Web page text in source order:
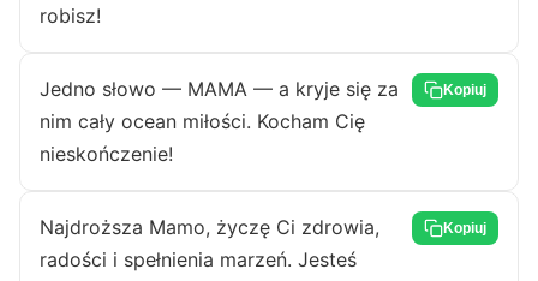
robisz!
Jedno słowo — MAMA — a kryje się za
nim cały ocean miłości. Kocham Cię
nieskończenie!
Kopiuj
Najdroższa Mamo, życzę Ci zdrowia,
radości i spełnienia marzeń. Jesteś
Kopiuj